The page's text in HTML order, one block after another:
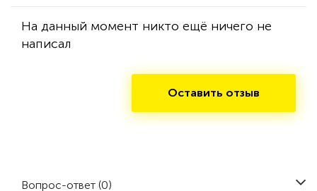
На данный момент никто ещё ничего не
написал
Оставить отзыв
Вопрос-ответ (0)